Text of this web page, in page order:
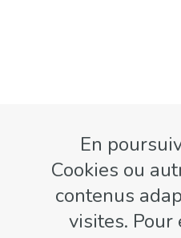
En
Cookies ou
contenus
visites.